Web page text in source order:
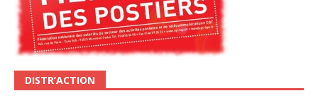
DISTR’ACTION